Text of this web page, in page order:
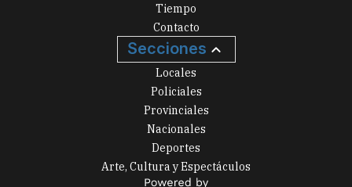
Tiempo
Contacto
Secciones
Locales
Policiales
Provinciales
Nacionales
Deportes
Arte, Cultura y Espectáculos